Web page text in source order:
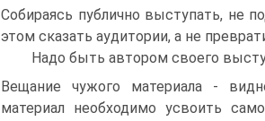
Собираясь публично выступать, не
этом сказать аудитории, а не
Надо быть автором своего
Вещание чужого материала -
материал необходимо усвоить